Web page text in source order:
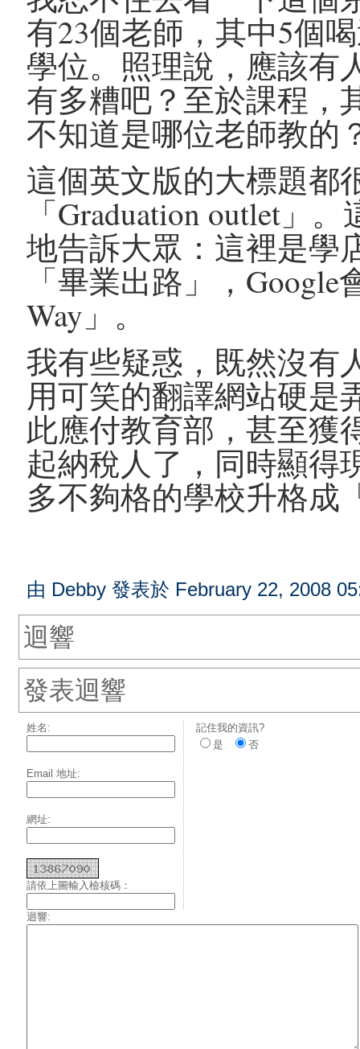
有23個老師，其中5個
學位。照理說，應該有
有多糟吧？至於課程，
不知道是哪位老師教的
這個英文版的大標題都
「Graduation outlet」
地告訴大眾：這裡是學
「畢業出路」，
Way」。
我有些疑惑，既然沒有
用可笑的翻譯網站硬是
此應付教育部，甚至獲
起納稅人了，同時顯得
多不夠格的學校升格成
由 Debby 發表於 February 22, 2008
迴響
發表迴響
姓名:
Email 地址:
網址:
請依上圖輸入檢核碼：
記住我的資訊?
是
否
迴響: